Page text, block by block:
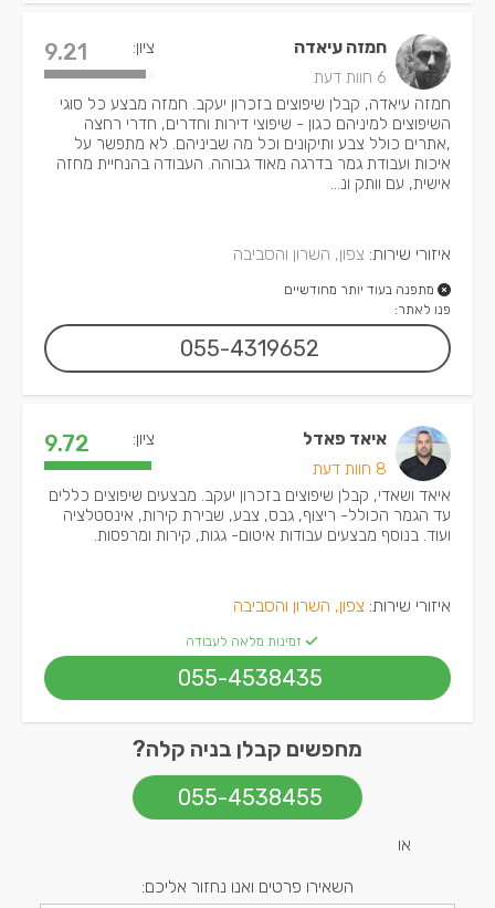
חמזה עיאדה
6 חוות דעת
ציון: 9.21
חמזה עיאדה, קבלן שיפוצים בזכרון יעקב. חמזה מבצע כל סוגי
השיפוצים למיניהם כגון - שיפוצי דירות וחדרים, חדרי רחצה
,אתרים כולל צבע ותיקונים וכל מה שביניהם. לא מתפשר על
איכות ועבודת גמר בדרגה מאוד גבוהה. העבודה בהנחיית מחזה
אישית, עם וותק ונ...
איזורי שירות: צפון, השרון והסביבה
מתפנה בעוד יותר מחודשיים
פנו לאתר:
055-4319652
איאד פאדל
8 חוות דעת
ציון: 9.72
איאד ושאדי, קבלן שיפוצים בזכרון יעקב. מבצעים שיפוצים כללים
עד הגמר הכולל- ריצוף, גבס, צבע, שבירת קירות, אינסטלציה
ועוד. בנוסף מבצעים עבודות איטום- גגות, קירות ומרפסות.
איזורי שירות: צפון, השרון והסביבה
זמינות מלאה לעבודה
055-4538435
מחפשים קבלן בניה קלה?
055-4538455
או
השאירו פרטים ואנו נחזור אליכם: